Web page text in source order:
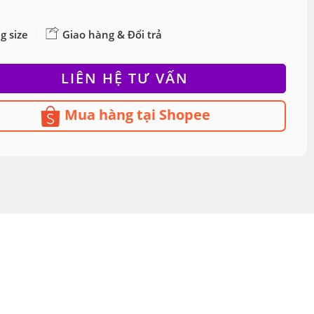
size Giao hàng & Đổi trả
LIÊN HỆ TƯ VẤN
Mua hàng tại Shopee